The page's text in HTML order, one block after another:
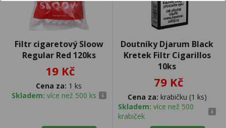
Filtr cigaretový Sloow
Regular Red 120ks
19 Kč
Cena za: 1 ks
Skladem: více než 500 ks
Doutníky Djarum Black
Kretek Filtr Cigarillos
10ks
79 Kč
Cena za: krabičku (1 ks)
Skladem: více než 500
krabiček